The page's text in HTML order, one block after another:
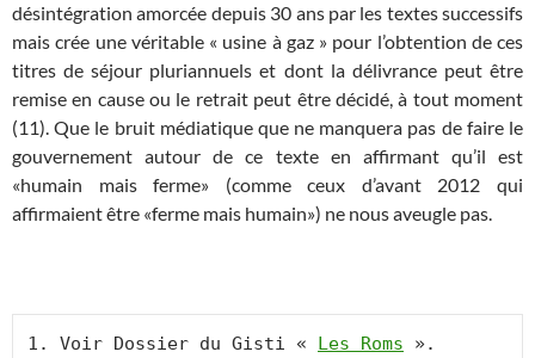
désintégration amorcée depuis 30 ans par les textes successifs
mais crée une véritable « usine à gaz » pour l’obtention de ces
titres de séjour pluriannuels et dont la délivrance peut être
remise en cause ou le retrait peut être décidé, à tout moment
(11). Que le bruit médiatique que ne manquera pas de faire le
gouvernement autour de ce texte en affirmant qu’il est
«humain mais ferme» (comme ceux d’avant 2012 qui
affirmaient être «ferme mais humain») ne nous aveugle pas.
1. Voir Dossier du Gisti « Les Roms ».